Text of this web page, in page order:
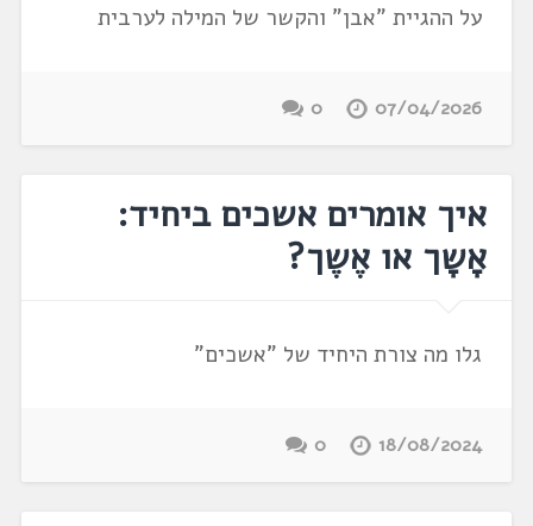
על ההגיית "אבן" והקשר של המילה לערבית
07/04/2026
0
איך אומרים אשכים ביחיד:
אָשָך או אֶשֶך?
גלו מה צורת היחיד של "אשכים"
18/08/2024
0